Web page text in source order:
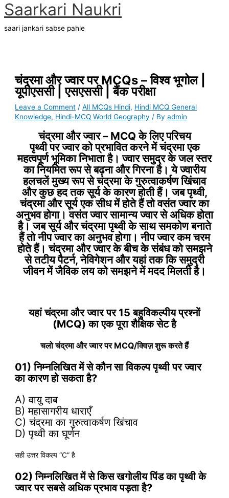
Skip
to
content
Saarkari Naukri
saari jankari sabse pahle
Menu
चंद्रमा और ज्वार पर MCQs – विश्व भूगोल |
यूपीएससी | एसएससी | बैंक परीक्षा
Leave a Comment /All MCQs Hindi, Hindi MCQ General
Knowledge, Hindi-MCQ World Geography / Byadmin
चंद्रमा और ज्वार – MCQ के लिए परिचय
पृथ्वी पर ज्वार को प्रभावित करने में चंद्रमा एक
महत्वपूर्ण भूमिका निभाता है। ज्वार समुद्र के जल स्तर
का नियमित रूप से बढ़ना और गिरना है। ये ज्वारीय
हलचलें मुख्य रूप से चंद्रमा के गुरुत्वाकर्षण खिंचाव
और कुछ हद तक सूर्य के कारण होती हैं। जब पृथ्वी,
चंद्रमा और सूर्य एक सीध में होते हैं तो वसंत ज्वार का
अनुभव होगा। वसंत ज्वार सामान्य ज्वार से अधिक होता
है। जब सूर्य और चंद्रमा पृथ्वी के साथ समकोण बनाते
हैं तो नीप ज्वार का अनुभव होगा। नीप ज्वार कम चरम
होते हैं। चंद्रमा और ज्वार के बीच के संबंध को समझने
से तटीय पैटर्न, नेविगेशन और यहां तक ​​कि समुद्री
जीवन में जैविक लय को समझने में मदद मिलती है।
यहां चंद्रमा और ज्वार पर 15 बहुविकल्पीय प्रश्नों
(MCQ) का एक पूरा शैक्षिक सेट है
चलो चंद्रमा और ज्वार पर MCQ/क्विज़ शुरू करते हैं
01) निम्नलिखित में से कौन सा विकल्प पृथ्वी पर ज्वार
का कारण हो सकता है?
A) वायु दाब
B) महासागरीय धाराएँ
C) चंद्रमा का गुरुत्वाकर्षण खिंचाव
D) पृथ्वी का घूर्णन
सही उत्तर विकल्प “C” है
02) निम्नलिखित में से किस खगोलीय पिंड का पृथ्वी के
ज्वार पर सबसे अधिक प्रभाव पड़ता है?
Type
here..
Name*
Email*
Website
S
e
h
f
o
r
A
r
v
e
s